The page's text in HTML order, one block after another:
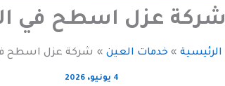
شركة عزل اسطح في
الرئيسية خدمات العين شركة عزل اسطح
4 يونيو، 2026